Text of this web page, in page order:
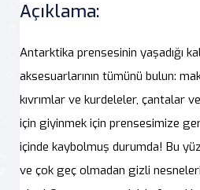
Açıklama:
Antarktika prensesinin yaşadığı
aksesuarlarının tümünü bulun:
kıvrımlar ve kurdeleler, çantalar
için giyinmek için prensesimize
içinde kaybolmuş durumda! Bu
ve çok geç olmadan gizli nesneleri